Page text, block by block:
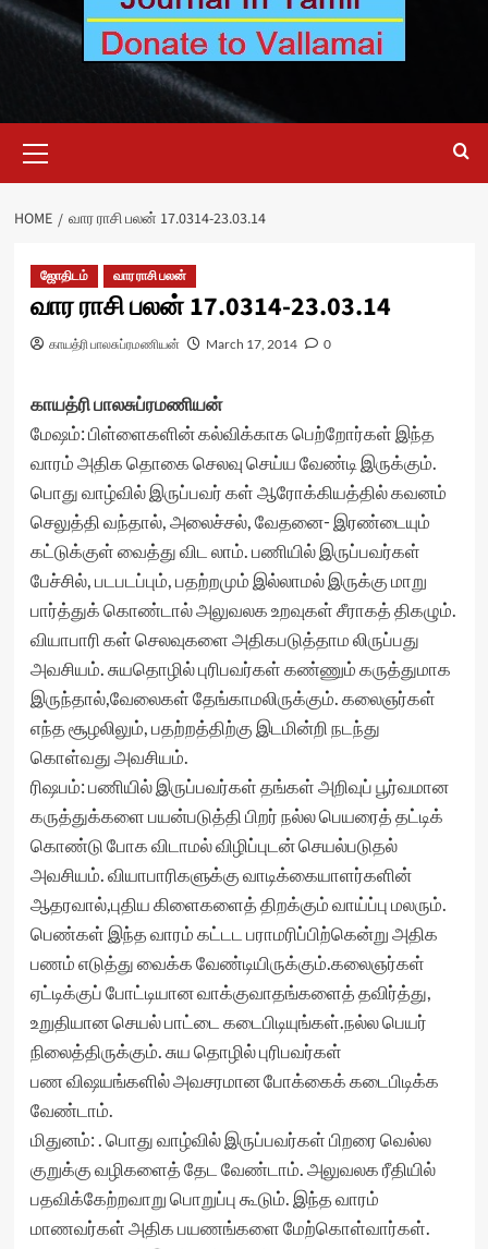
Menu
HOME வார ராசி பலன் 17.0314-23.03.14
ஜோதிடம் வார ராசி பலன்
வார ராசி பலன் 17.0314-23.03.14
காயத்ரி பாலசுப்ரமணியன் March 17, 2014 0
காயத்ரி பாலசுப்ரமணியன்
மேஷம்: பிள்ளைகளின் கல்விக்காக பெற்றோர்கள் இந்த
வாரம் அதிக தொகை செலவு செய்ய வேண்டி இருக்கும்.
பொது வாழ்வில் இருப்பவர் கள் ஆரோக்கியத்தில் கவனம்
செலுத்தி வந்தால், அலைச்சல், வேதனை- இரண்டையும்
கட்டுக்குள் வைத்து விட லாம். பணியில் இருப்பவர்கள்
பேச்சில், படபடப்பும், பதற்றமும் இல்லாமல் இருக்கு மாறு
பார்த்துக் கொண்டால் அலுவலக உறவுகள் சீராகத் திகழும்.
வியாபாரி கள் செலவுகளை அதிகபடுத்தாம லிருப்பது
அவசியம். சுயதொழில் புரிபவர்கள் கண்ணும் கருத்துமாக
இருந்தால்,வேலைகள் தேங்காமலிருக்கும். கலைஞர்கள்
எந்த சூழலிலும், பதற்றத்திற்கு இடமின்றி நடந்து
கொள்வது அவசியம்.
ரிஷபம்: பணியில் இருப்பவர்கள் தங்கள் அறிவுப் பூர்வமான
கருத்துக்களை பயன்படுத்தி பிறர் நல்ல பெயரைத் தட்டிக்
கொண்டு போக விடாமல் விழிப்புடன் செயல்படுதல்
அவசியம். வியாபாரிகளுக்கு வாடிக்கையாளர்களின்
ஆதரவால்,புதிய கிளைகளைத் திறக்கும் வாய்ப்பு மலரும்.
பெண்கள் இந்த வாரம் கட்டட பராமரிப்பிற்கென்று அதிக
பணம் எடுத்து வைக்க வேண்டியிருக்கும்.கலைஞர்கள்
ஏட்டிக்குப் போட்டியான வாக்குவாதங்களைத் தவிர்த்து,
உறுதியான செயல் பாட்டை கடைபிடியுங்கள்.நல்ல பெயர்
நிலைத்திருக்கும். சுய தொழில் புரிபவர்கள்
பண விஷயங்களில் அவசரமான போக்கைக் கடைபிடிக்க
வேண்டாம்.
மிதுனம்: . பொது வாழ்வில் இருப்பவர்கள் பிறரை வெல்ல
குறுக்கு வழிகளைத் தேட வேண்டாம். அலுவலக ரீதியில்
பதவிக்கேற்றவாறு பொறுப்பு கூடும். இந்த வாரம்
மாணவர்கள் அதிக பயணங்களை மேற்கொள்வார்கள்.